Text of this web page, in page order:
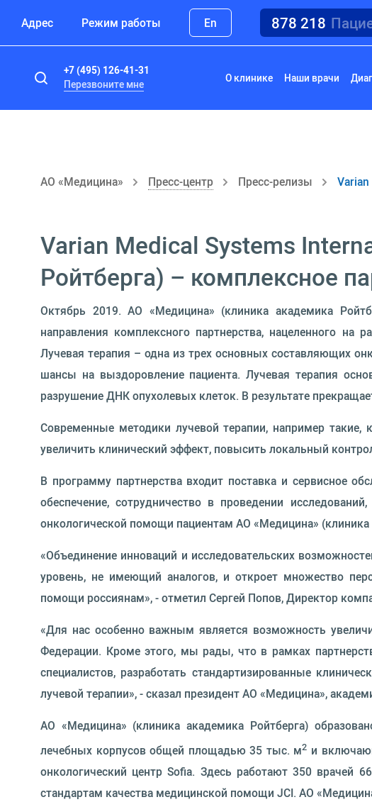
Адрес Режим работы En 878 218
+7 (495) 126-41-31
Перезвоните мне
О клинике Наши врачи
АО «Медицина» Пресс-центр Пресс-релизы
Varian Medical Systems
Ройтберга) – комплексное
Октябрь 2019. АО «Медицина» (клиника академика
направления комплексного партнерства, нацеленного
Лучевая терапия – одна из трех основных составляющих
шансы на выздоровление пациента. Лучевая терапия
разрушение ДНК опухолевых клеток. В результате
Современные методики лучевой терапии, например такие,
увеличить клинический эффект, повысить локальный
В программу партнерства входит поставка и сервисное
обеспечение, сотрудничество в проведении
онкологической помощи пациентам АО «Медицина» (клиника
«Объединение инноваций и исследовательских
уровень, не имеющий аналогов, и откроет множество
помощи россиянам», - отметил Сергей Попов, Директор
«Для нас особенно важным является возможность
Федерации. Кроме этого, мы рады, что в рамках
специалистов, разработать стандартизированные
лучевой терапии», - сказал президент АО «Медицина»,
АО «Медицина» (клиника академика Ройтберга)
лечебных корпусов общей площадью 35 тыс. м2 и
онкологический центр Sofia. Здесь работают 350 врачей
стандартам качества медицинской помощи JCI. АО